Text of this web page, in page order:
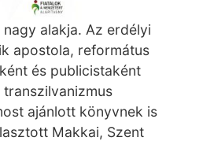
alakja. Az erdélyi
apostola, református
és publicistaként
ajánlott könyvnek is
Makkai, Szent